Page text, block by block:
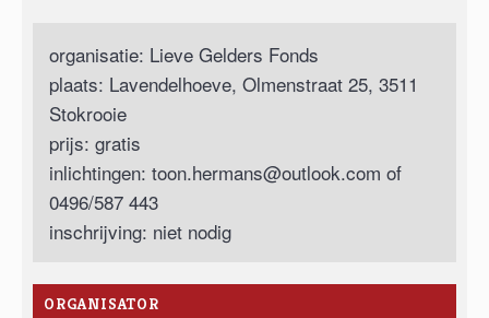
organisatie: Lieve Gelders Fonds
plaats: Lavendelhoeve, Olmenstraat 25, 3511
Stokrooie
prijs: gratis
inlichtingen: toon.hermans@outlook.com of
0496/587 443
inschrijving: niet nodig
ORGANISATOR